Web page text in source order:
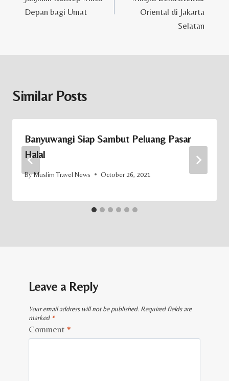
Depan bagi Umat
Oriental di Jakarta
Selatan
Similar Posts
Banyuwangi Siap Sambut Peluang Pasar
Halal
ByMuslim Travel News October 26, 2021
Leave a Reply
Your email address will not be published. Required fields are
marked *
Comment *